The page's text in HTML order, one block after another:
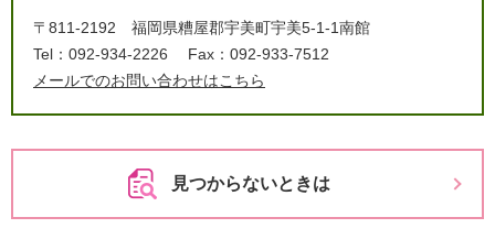
〒811-2192
福岡県糟屋郡宇美町宇美5-1-1南館
Tel：092-934-2226
Fax：092-933-7512
メールでのお問い合わせはこちら
見つからないときは